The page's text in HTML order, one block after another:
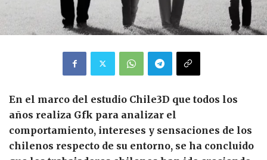
En el marco del estudio Chile3D que todos los
años realiza Gfk para analizar el
comportamiento, intereses y sensaciones de los
chilenos respecto de su entorno, se ha concluido